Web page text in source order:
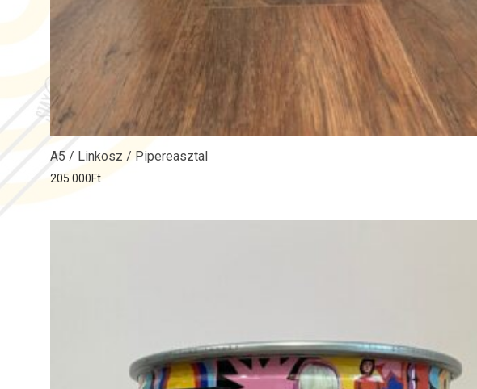
A5 / Linkosz / Pipereasztal
205 000Ft